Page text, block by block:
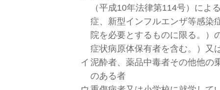
（平成10年法律第114号）によ
症、新型インフルエンザ等感染
院を必要とするものに限る。）
症状病原体保有者を含む。）又
イ 泥酔者、薬品中毒者その他他の
のある者